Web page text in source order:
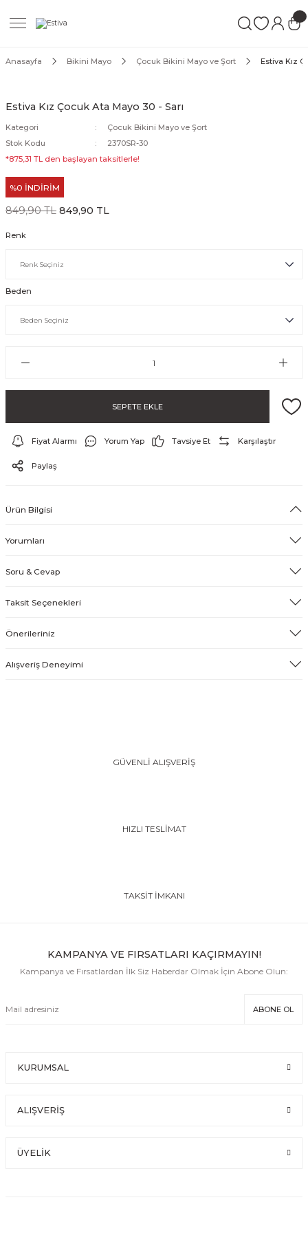
ve Şort
Anasayfa Bikini Mayo Çocuk Bikini Mayo ve Şort Estiva Kız
Estiva Kız Çocuk Ata Mayo 30 - Sarı
Kategori
Çocuk Bikini Mayo ve Şort
Stok Kodu
2370SR-30
*875,31 TL den başlayan taksitlerle!
%0 İNDİRİM
849,90 TL 849,90 TL
Renk
Beden
SEPETE EKLE
Fiyat Alarmı Yorum Yap Tavsiye Et Karşılaştır
Paylaş
Ürün Bilgisi
Yorumları
Soru & Cevap
Taksit Seçenekleri
Önerileriniz
Alışveriş Deneyimi
GÜVENLİ ALIŞVERİŞ
HIZLI TESLİMAT
TAKSİT İMKANI
KAMPANYA VE FIRSATLARI KAÇIRMAYIN!
Kampanya ve Fırsatlardan İlk Siz Haberdar Olmak İçin Abone Olun:
ABONE OL
KURUMSAL
ALIŞVERİŞ
ÜYELİK